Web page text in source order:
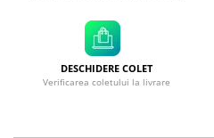
DESCHIDERE COLET
Verificarea coletului la livrare